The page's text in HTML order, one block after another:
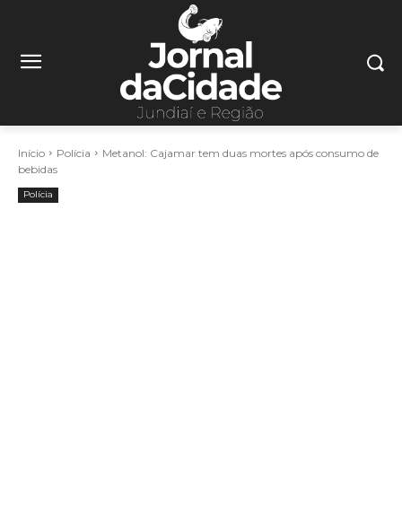
Início Polícia
Metanol: Cajamar tem duas mortes após consumo de
bebidas
Polícia